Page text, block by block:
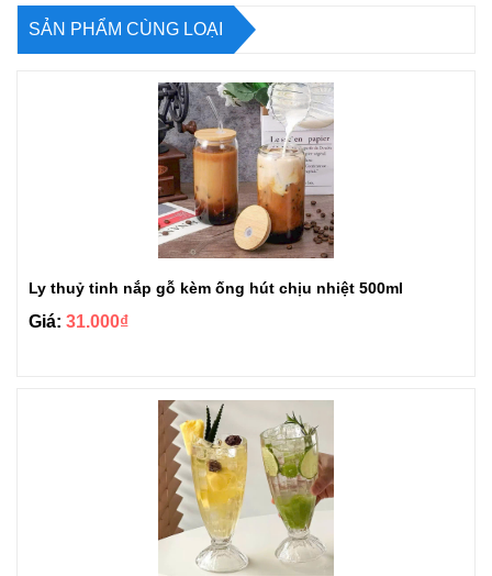
SẢN PHẨM CÙNG LOẠI
Ly thuỷ tinh nắp gỗ kèm ống hút chịu nhiệt 500ml
Giá: 31.000₫